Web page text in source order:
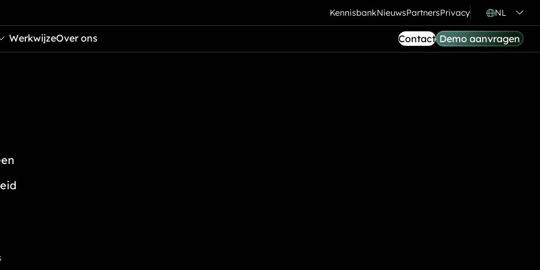
WerkwijzeOver ons Contact Demo aanvragen
KennisbankNieuwsPartnersPrivacy NL